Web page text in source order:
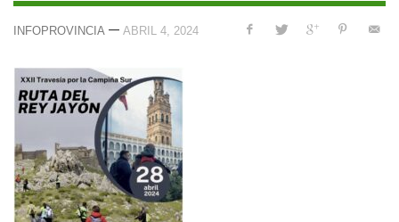
INFOPROVINCIA — ABRIL 4, 2024